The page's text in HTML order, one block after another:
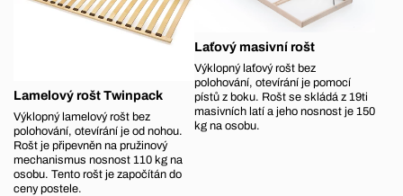
Lamelový rošt Twinpack
Výklopný lamelový rošt bez
polohování, otevírání je od nohou.
Rošt je připevněn na pružinový
mechanismus nosnost 110 kg na
osobu. Tento rošt je započítán do
ceny postele.
Laťový masivní rošt
Výklopný laťový rošt bez
polohování, otevírání je pomocí
pístů z boku. Rošt se skládá z 19ti
masivních latí a jeho nosnost je 150
kg na osobu.